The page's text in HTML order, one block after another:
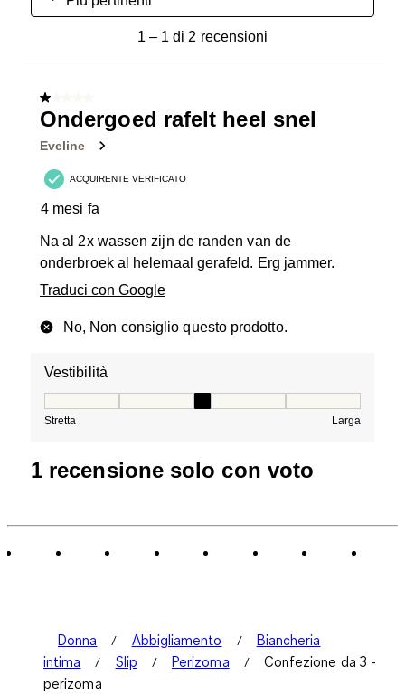
recensioni.
1– 1 di 2 recensioni
1 su 5 stelle.
Ondergoed rafelt heel snel
Eveline
ACQUIRENTE VERIFICATO
4 mesi fa
Na al 2x wassen zijn de randen van de
onderbroek al helemaal gerafeld. Erg jammer.
Traduci con Google
No, Non consiglio questo prodotto.
Vestibilità
Stretta Larga
1 recensione solo con voto
Donna Abbigliamento
Biancheria
intima
Slip Perizoma
Confezione da 3 -
perizoma